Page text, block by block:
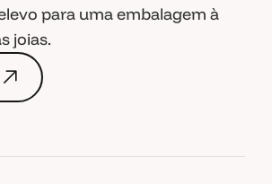
para uma embalagem à
joias.